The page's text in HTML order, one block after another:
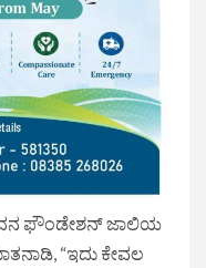
ಫೌಂಡೇಶನ್ ಜಾಲಿಯ
“ಇದು ಕೇವಲ